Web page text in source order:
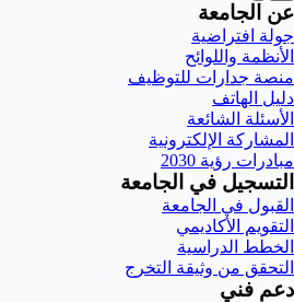
عن الجامعة
جولة افتراضية
الأنظمة واللوائح
منصة جدارات للتوظيف
دليل الهاتف
الأسئلة الشائعة
المشاركة الإلكترونية
مبادرات رؤية 2030
التسجيل في الجامعة
القبول في الجامعة
التقويم الأكاديمي
الخطط الدراسية
التحقق من وثيقة التخرج
دعم فني